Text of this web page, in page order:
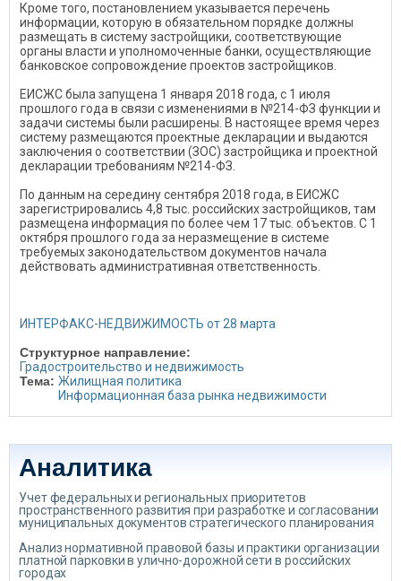
Кроме того, постановлением указывается перечень
информации, которую в обязательном порядке должны
размещать в систему застройщики, соответствующие
органы власти и уполномоченные банки, осуществляющие
банковское сопровождение проектов застройщиков.
ЕИСЖС была запущена 1 января 2018 года, с 1 июля
прошлого года в связи с изменениями в №214-ФЗ функции и
задачи системы были расширены. В настоящее время через
систему размещаются проектные декларации и выдаются
заключения о соответствии (ЗОС) застройщика и проектной
декларации требованиям №214-ФЗ.
По данным на середину сентября 2018 года, в ЕИСЖС
зарегистрировались 4,8 тыс. российских застройщиков, там
размещена информация по более чем 17 тыс. объектов. С 1
октября прошлого года за неразмещение в системе
требуемых законодательством документов начала
действовать административная ответственность.
ИНТЕРФАКС-НЕДВИЖИМОСТЬ от 28 марта
Структурное направление:
Градостроительство и недвижимость
Тема: Жилищная политика
Информационная база рынка недвижимости
Аналитика
Учет федеральных и региональных приоритетов
пространственного развития при разработке и согласовании
муниципальных документов стратегического планирования
Анализ нормативной правовой базы и практики организации
платной парковки в улично-дорожной сети в российских
городах